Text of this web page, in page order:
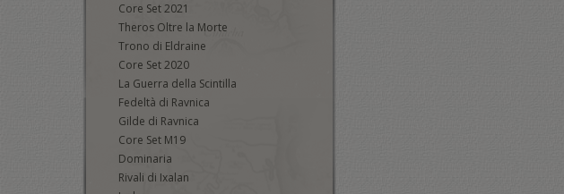
Core Set 2021
Theros Oltre la Morte
Trono di Eldraine
Core Set 2020
La Guerra della Scintilla
Fedeltà di Ravnica
Gilde di Ravnica
Core Set M19
Dominaria
Rivali di Ixalan